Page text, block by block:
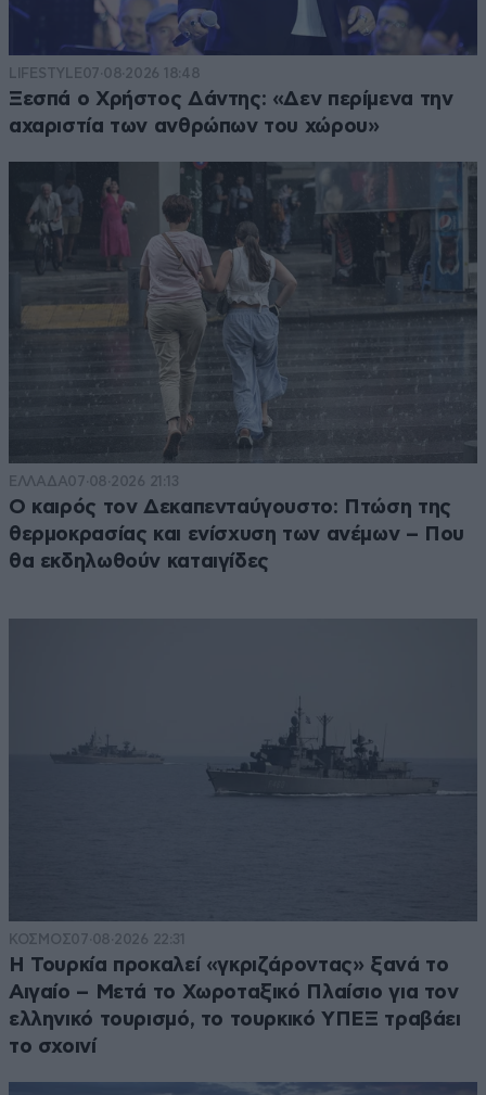
LIFESTYLE07·08·2026 18:48
Ξεσπά ο Χρήστος Δάντης: «Δεν περίμενα την
αχαριστία των ανθρώπων του χώρου»
ΕΛΛΑΔΑ07·08·2026 21:13
Ο καιρός τον Δεκαπενταύγουστο: Πτώση της
θερμοκρασίας και ενίσχυση των ανέμων – Που
θα εκδηλωθούν καταιγίδες
ΚΟΣΜΟΣ07·08·2026 22:31
Η Τουρκία προκαλεί «γκριζάροντας» ξανά το
Αιγαίο – Μετά το Χωροταξικό Πλαίσιο για τον
ελληνικό τουρισμό, το τουρκικό ΥΠΕΞ τραβάει
το σχοινί